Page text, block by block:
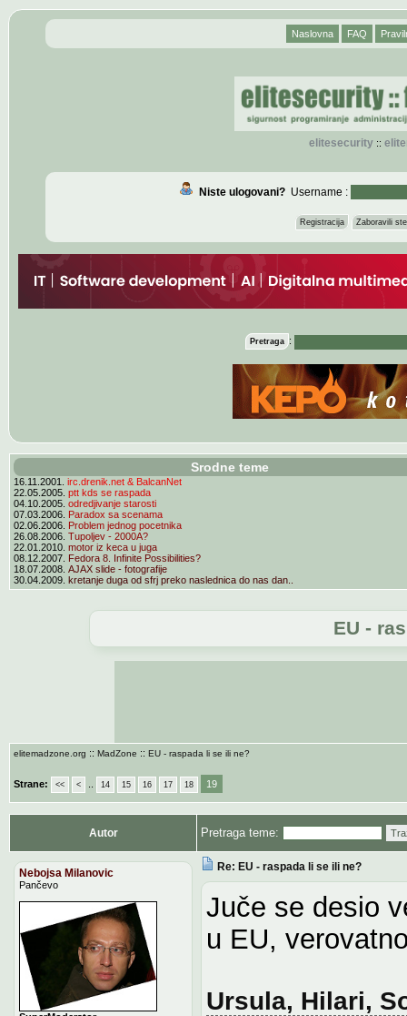
Naslovna FAQ
elitesecurity::
Niste ulogovani?Username :
Registracija Zaboravili
Pretraga :
Srodne teme
16.11.2001. irc.drenik.net & BalcanNet
22.05.2005. ptt kds se raspada
04.10.2005. odredjivanje starosti
07.03.2006. Paradox sa scenama
02.06.2006. Problem jednog pocetnika
26.08.2006. Tupoljev - 2000A?
22.01.2010. motor iz keca u juga
08.12.2007. Fedora 8. Infinite Possibilities?
18.07.2008. AJAX slide - fotografije
30.04.2009. kretanje duga od sfrj preko naslednica do nas dan..
EU -
elitemadzone.org :: MadZone :: EU - raspada li se ili ne?
Strane: << < 14 15 16 17 18 19
Autor Pretraga teme:
Nebojsa Milanovic
Pančevo
Re: EU - raspada li se ili ne?
Juče se desio
u EU,
Ursula, Hilari,